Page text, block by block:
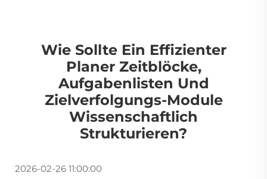
Wie Sollte Ein Effizienter
Planer Zeitblöcke,
Aufgabenlisten Und
Zielverfolgungs-Module
Wissenschaftlich
Strukturieren?
2026-02-26 11:00:00